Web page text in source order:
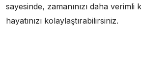
sayesinde, zamanınızı daha verimli
hayatınızı kolaylaştırabilirsiniz.